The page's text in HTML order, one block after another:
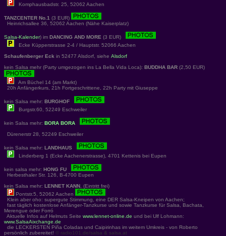
Komphausbadstr. 25, 52062 Aachen
TANZCENTER No.1 (3 EUR)
Heinrichsallee 36, 52062 Aachen (Nähe Kaiserplatz)
Salsa-Kalender) im DANCING AND MORE (3 EUR)
Ecke Küpperstrasse 2-4 / Hauptstr. 52066 Aachen
Schaufenberger Eck in 52477 Alsdorf, siehe Alsdorf
kein Salsa mehr (Party umgezogen ins La Bella Vida Loca): BUDDHA BAR (2,50 EUR)
Am Büchel 14 (am Markt)
20h Anfängerkurs, 21h Fortgeschrittene, 22h Party mit Giuseppe
kein Salsa mehr: BURGHOF
Burgstr.60, 52249 Eschweiler
kein Salsa mehr: BORA BORA
Dürenerstr 28, 52249 Eschweiler
kein Salsa mehr: LANDHAUS
Linderberg 1 (Ecke Aachenerstrasse), 4701 Kettenis bei Eupen
kein salsa mehr: HONG FU
Herbesthaler Str. 126, B-4700 Eupen
kein Salsa mehr: LENNET KANN , (Eintritt frei)
Pontstr.5, 52062 Aachen
Klein aber oho: supergute Stimmung, eine DER Salsa-Kneipen von Aachen;
fast täglich kostenlose Anfänger-Tanzkurse und sowie Tanzkurse für Salsa, Bachata,
Merengue oder Forró
Aktuelle Infos auf Helmuts Seite www.lennet-online.de und bei Ulf Lohmann:
www.SalsaAixchange.de
die LECKERSTEN Piña Coladas und Caipirinhas im weitem Umkreis - von Roberto
persönlich zubereitet! © radio101.de/salsa & salsa.at